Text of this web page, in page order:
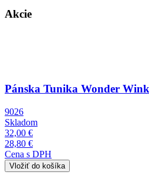
Akcie
Pánska Tunika Wonder
9026
Skladom
32,00 €
28,80 €
Cena s DPH